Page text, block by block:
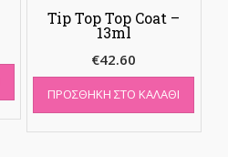
Tip Top Top Coat –
13ml
€42.60
ΠΡΟΣΘΉΚΗ ΣΤΟ ΚΑΛΆΘΙ